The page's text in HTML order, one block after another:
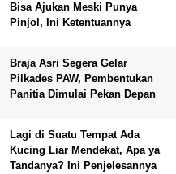
Bisa Ajukan Meski Punya
Pinjol, Ini Ketentuannya
Braja Asri Segera Gelar
Pilkades PAW, Pembentukan
Panitia Dimulai Pekan Depan
Lagi di Suatu Tempat Ada
Kucing Liar Mendekat, Apa ya
Tandanya? Ini Penjelesannya